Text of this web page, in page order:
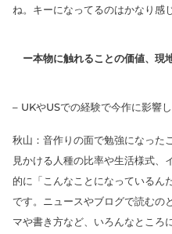
ね。キーになってるのはかなり感
ー本物に触れることの価値、現
– UKやUSでの経験で今作に影響
秋山：音作りの面で勉強になった
見かける人種の比率や生活様式、
的に「こんなことになっているん
です。ニュースやブログで読むの
マや書き方など、いろんなところ